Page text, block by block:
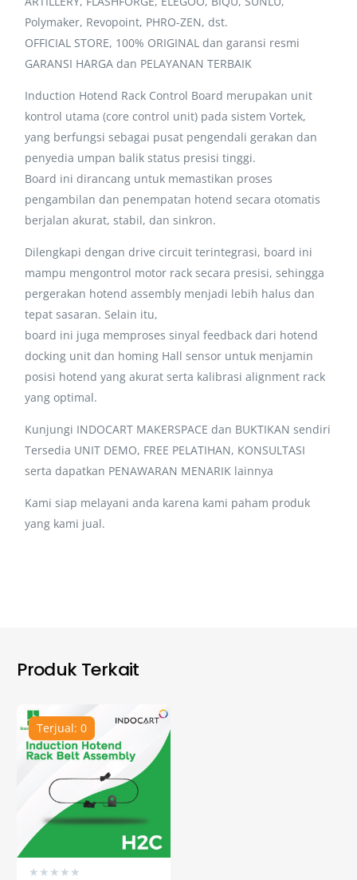
Polymaker, Revopoint, PHRO-ZEN, dst.
OFFICIAL STORE, 100% ORIGINAL dan garansi resmi
GARANSI HARGA dan PELAYANAN TERBAIK
Induction Hotend Rack Control Board merupakan unit
kontrol utama (core control unit) pada sistem Vortek,
yang berfungsi sebagai pusat pengendali gerakan dan
penyedia umpan balik status presisi tinggi.
Board ini dirancang untuk memastikan proses
pengambilan dan penempatan hotend secara otomatis
berjalan akurat, stabil, dan sinkron.
Dilengkapi dengan drive circuit terintegrasi, board ini
mampu mengontrol motor rack secara presisi, sehingga
pergerakan hotend assembly menjadi lebih halus dan
tepat sasaran. Selain itu,
board ini juga memproses sinyal feedback dari hotend
docking unit dan homing Hall sensor untuk menjamin
posisi hotend yang akurat serta kalibrasi alignment rack
yang optimal.
Kunjungi INDOCART MAKERSPACE dan BUKTIKAN sendiri
Tersedia UNIT DEMO, FREE PELATIHAN, KONSULTASI
serta dapatkan PENAWARAN MENARIK lainnya
Kami siap melayani anda karena kami paham produk
yang kami jual.
Produk Terkait
Terjual: 0
★ ★ ★ ★ ★